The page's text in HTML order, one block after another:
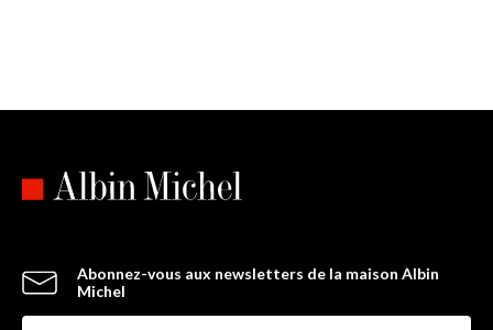
Mark Epstein propose une lecture psychanalytique de la vie du
Atheist
Abonnez-vous aux newsletters de la maison Albin
Michel